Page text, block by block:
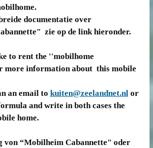
documentatie over
zie op de link hieronder.
to rent the ''mobilhome
more information about this mobile
an email to kuiten@zeelandnet.nlor
and write in both cases the
home.
von “Mobilheim Cabannette" oder